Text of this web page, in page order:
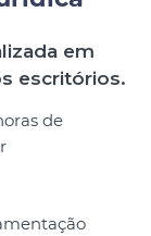
em
escritórios.
de